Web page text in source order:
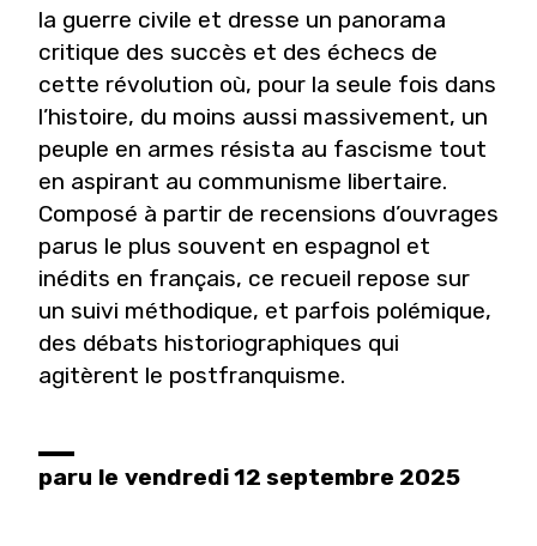
la guerre civile et dresse un panorama
critique des succès et des échecs de
cette révolution où, pour la seule fois dans
l’histoire, du moins aussi massivement, un
peuple en armes résista au fascisme tout
en aspirant au communisme libertaire.
Composé à partir de recensions d’ouvrages
parus le plus souvent en espagnol et
inédits en français, ce recueil repose sur
un suivi méthodique, et parfois polémique,
des débats historiographiques qui
agitèrent le postfranquisme.
paru le vendredi 12 septembre 2025